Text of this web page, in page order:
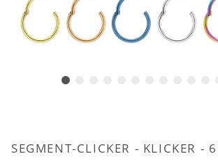
SEGMENT-CLICKER - KLICKER -